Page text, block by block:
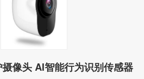
商城
社区
像头 AI智能行为识别传感器